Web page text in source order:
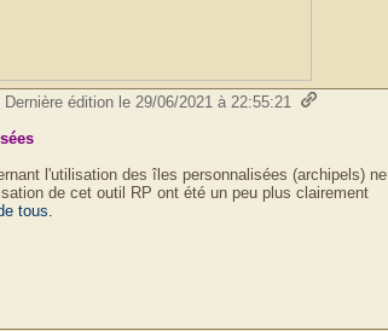
édition le 29/06/2021 à 22:55:21
l'utilisation des îles personnalisées (archipels) ne
de cet outil RP ont été un peu plus clairement
tous.